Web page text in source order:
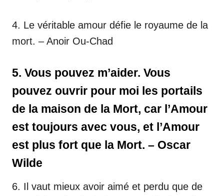
4. Le véritable amour défie le royaume de la
mort. – Anoir Ou-Chad
5. Vous pouvez m’aider. Vous
pouvez ouvrir pour moi les portails
de la maison de la Mort, car l’Amour
est toujours avec vous, et l’Amour
est plus fort que la Mort. – Oscar
Wilde
6. Il vaut mieux avoir aimé et perdu que de